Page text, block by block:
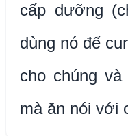
cấp dưỡng
dùng nó để
cho chúng
mà ăn nói với